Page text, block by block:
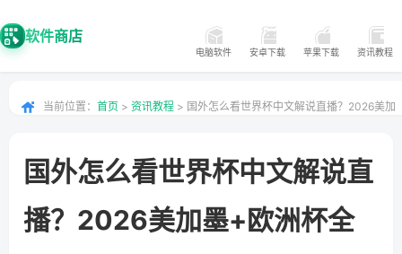
软件商店
电脑软件 安卓下载 苹果下载 资讯教程
当前位置： 首页 > 资讯教程 > 国外怎么看世界杯中文解说直播？2026美加
国外怎么看世界杯中文解说直
播？2026美加墨+欧洲杯全